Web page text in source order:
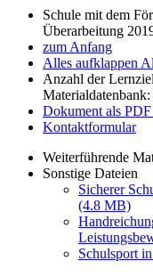
Schule mit dem
Überarbeitung
zum Anfang
Alles aufklappen
Anzahl der
Materialdatenbank:
Dokument als
Kontaktformular
Weiterführende
Sonstige Dateien
Sicherer
(4.8 MB)
Schulsport